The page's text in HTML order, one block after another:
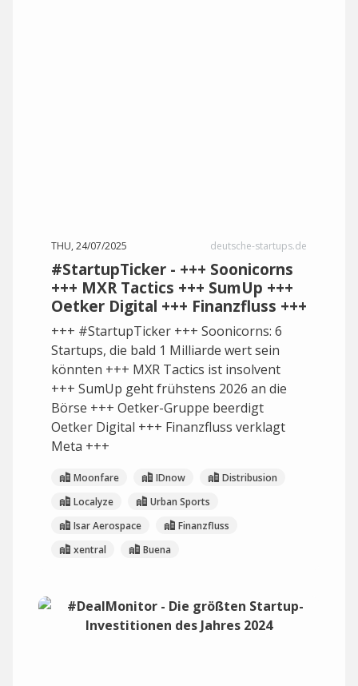
THU, 24/07/2025 deutsche-startups.de
#StartupTicker - +++ Soonicorns
+++ MXR Tactics +++ SumUp +++
Oetker Digital +++ Finanzfluss +++
+++ #StartupTicker +++ Soonicorns: 6
Startups, die bald 1 Milliarde wert sein
könnten +++ MXR Tactics ist insolvent
+++ SumUp geht frühstens 2026 an die
Börse +++ Oetker-Gruppe beerdigt
Oetker Digital +++ Finanzfluss verklagt
Meta +++
Moonfare IDnow
Distribusion
Localyze
Urban Sports
Isar Aerospace
Finanzfluss
xentral
Buena